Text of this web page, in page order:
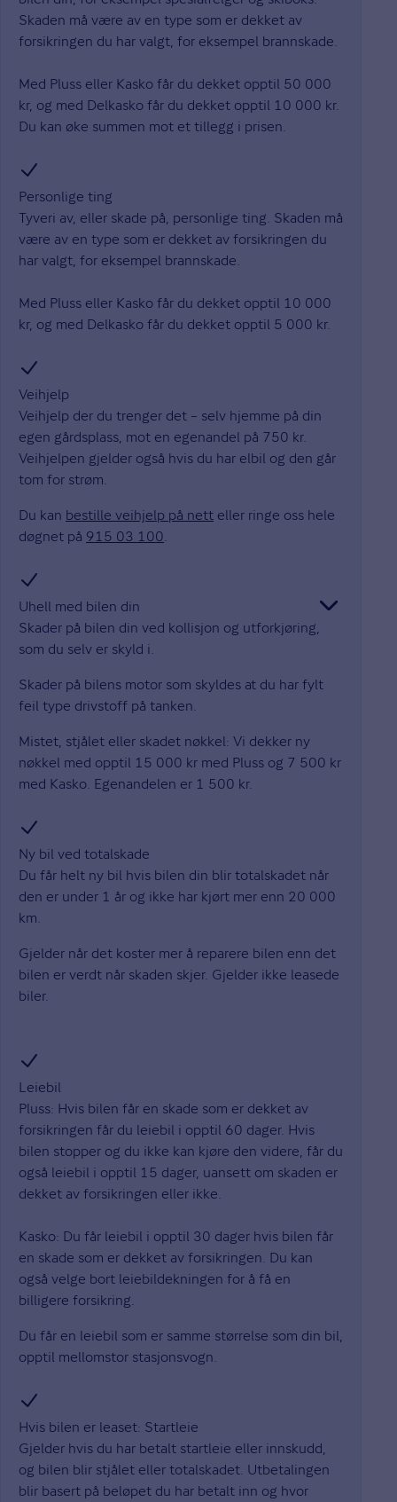
Skaden må være av en type som er dekket av
forsikringen du har valgt, for eksempel brannskade.
Med Pluss eller Kasko får du dekket opptil 50 000
kr, og med Delkasko får du dekket opptil 10 000 kr.
Du kan øke summen mot et tillegg i prisen.
Personlige ting
Tyveri av, eller skade på, personlige ting. Skaden må
være av en type som er dekket av forsikringen du
har valgt, for eksempel brannskade.
Med Pluss eller Kasko får du dekket opptil 10 000
kr, og med Delkasko får du dekket opptil 5 000 kr.
Veihjelp
Veihjelp der du trenger det – selv hjemme på din
egen gårdsplass, mot en egenandel på 750 kr.
Veihjelpen gjelder også hvis du har elbil og den går
tom for strøm.
Du kan bestille veihjelp på nett eller ringe oss hele
døgnet på 915 03 100.
Uhell med bilen din
Skader på bilen din ved kollisjon og utforkjøring,
som du selv er skyld i.
Skader på bilens motor som skyldes at du har fylt
feil type drivstoff på tanken.
Mistet, stjålet eller skadet nøkkel: Vi dekker ny
nøkkel med opptil 15 000 kr med Pluss og 7 500 kr
med Kasko. Egenandelen er 1 500 kr.
Ny bil ved totalskade
Du får helt ny bil hvis bilen din blir totalskadet når
den er under 1 år og ikke har kjørt mer enn 20 000
km.
Gjelder når det koster mer å reparere bilen enn det
bilen er verdt når skaden skjer. Gjelder ikke leasede
biler.
Leiebil
Pluss: Hvis bilen får en skade som er dekket av
forsikringen får du leiebil i opptil 60 dager. Hvis
bilen stopper og du ikke kan kjøre den videre, får du
også leiebil i opptil 15 dager, uansett om skaden er
dekket av forsikringen eller ikke.
Kasko: Du får leiebil i opptil 30 dager hvis bilen får
en skade som er dekket av forsikringen. Du kan
også velge bort leiebildekningen for å få en
billigere forsikring.
Du får en leiebil som er samme størrelse som din bil,
opptil mellomstor stasjonsvogn.
Hvis bilen er leaset: Startleie
Gjelder hvis du har betalt startleie eller innskudd,
og bilen blir stjålet eller totalskadet. Utbetalingen
blir basert på beløpet du har betalt inn og hvor